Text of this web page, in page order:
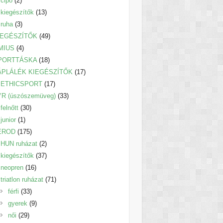
termék
kiegészítők 1313
ruha 33
termék 4949
44
termék1818
termék
KIEGÉSZÍTŐK 1717
ETHICSPORT 1717
termék
(úszószemüveg) 3333
felnőtt 3030
junior 11
termék
175175
termék
HUN ruházat 22
termék
kiegészítők 3737
neopren 1616
termék
triatlon ruházat 7171
férfi 3333
termék
gyerek 99
női 2929